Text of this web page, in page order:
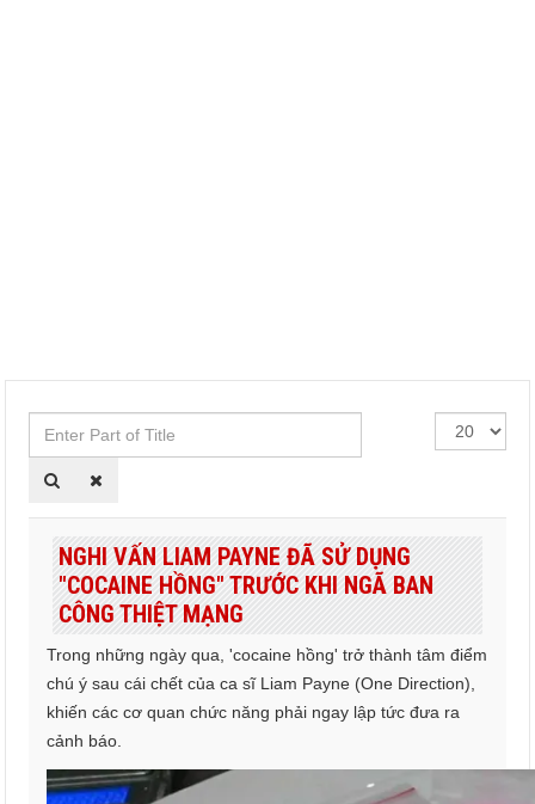
Enter
Part
of
Hiển
thị
NGHI VẤN LIAM PAYNE ĐÃ SỬ DỤNG
"COCAINE HỒNG" TRƯỚC KHI NGÃ BAN
CÔNG THIỆT MẠNG
Trong những ngày qua, 'cocaine hồng' trở thành tâm điểm
chú ý sau cái chết của ca sĩ Liam Payne (One Direction),
khiến các cơ quan chức năng phải ngay lập tức đưa ra
cảnh báo.